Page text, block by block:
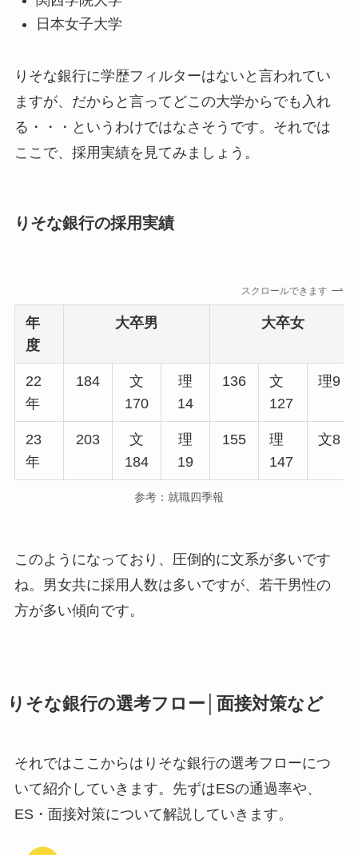
日本女子大学
りそな銀行に学歴フィルターはないと言われてい
ますが、だからと言ってどこの大学からでも入れ
る・・・というわけではなさそうです。それでは
ここで、採用実績を見てみましょう。
りそな銀行の採用実績
スクロールできます
年
度
大卒男 大卒女
22
年
184
文
170
理
14
136
文
127
理9
23
年
203
文
184
理
19
155
理
147
文8
参考：就職四季報
このようになっており、圧倒的に文系が多いです
ね。男女共に採用人数は多いですが、若干男性の
方が多い傾向です。
りそな銀行の選考フロー│面接対策など
それではここからはりそな銀行の選考フローにつ
いて紹介していきます。先ずはESの通過率や、
ES・面接対策について解説していきます。